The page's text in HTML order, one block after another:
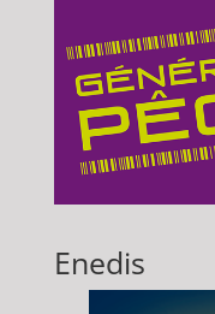
Enedis